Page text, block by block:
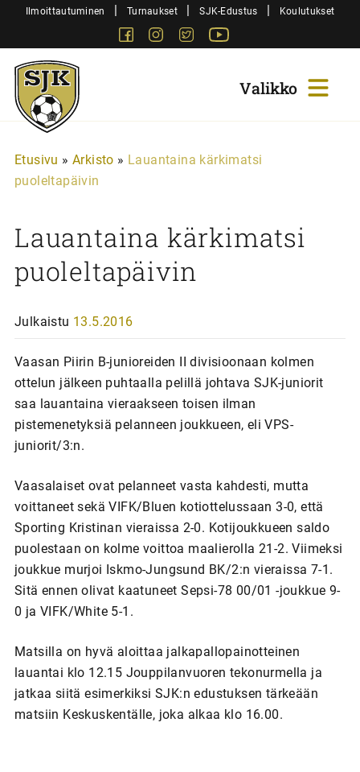
SiirryIlmoittautuminen | Turnaukset | SJK-Edustus | Koulutukset
FacebookInstagram
Twitter
Sjk-
Juniorit
Etusivu » Arkisto » Lauantaina kärkimatsi
puoleltapäivin
Lauantaina kärkimatsi
puoleltapäivin
Julkaistu 13.5.2016
Vaasan Piirin B-junioreiden II divisioonaan kolmen
ottelun jälkeen puhtaalla pelillä johtava SJK-juniorit
saa lauantaina vieraakseen toisen ilman
pistemenetyksiä pelanneen joukkueen, eli VPS-
juniorit/3:n.
Vaasalaiset ovat pelanneet vasta kahdesti, mutta
voittaneet sekä VIFK/Bluen kotiottelussaan 3-0, että
Sporting Kristinan vieraissa 2-0. Kotijoukkueen saldo
puolestaan on kolme voittoa maalierolla 21-2. Viimeksi
joukkue murjoi Iskmo-Jungsund BK/2:n vieraissa 7-1.
Sitä ennen olivat kaatuneet Sepsi-78 00/01 -joukkue 9-
0 ja VIFK/White 5-1.
Matsilla on hyvä aloittaa jalkapallopainotteinen
lauantai klo 12.15 Jouppilanvuoren tekonurmella ja
jatkaa siitä esimerkiksi SJK:n edustuksen tärkeään
matsiin Keskuskentälle, joka alkaa klo 16.00.